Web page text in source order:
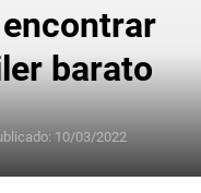
barato
10/03/2022